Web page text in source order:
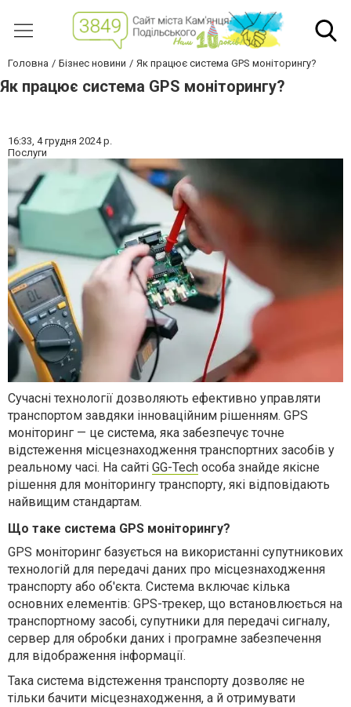
Головна Бізнес новини Як працює система GPS моніторингу?
Як працює система GPS моніторингу?
16:33, 4 грудня 2024 р.
Послуги
Сучасні технології дозволяють ефективно управляти
транспортом завдяки інноваційним рішенням. GPS
моніторинг — це система, яка забезпечує точне
відстеження місцезнаходження транспортних засобів у
реальному часі. На сайті GG-Tech особа знайде якісне
рішення для моніторингу транспорту, які відповідають
найвищим стандартам.
Що таке система GPS моніторингу?
GPS моніторинг базується на використанні супутникових
технологій для передачі даних про місцезнаходження
транспорту або об'єкта. Система включає кілька
основних елементів: GPS-трекер, що встановлюється на
транспортному засобі, супутники для передачі сигналу,
сервер для обробки даних і програмне забезпечення
для відображення інформації.
Така система відстеження транспорту дозволяє не
тільки бачити місцезнаходження, а й отримувати